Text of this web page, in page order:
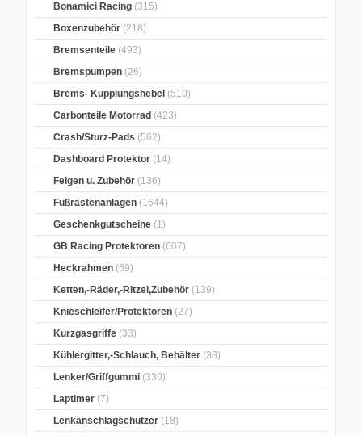
Bonamici Racing (315)
Boxenzubehör (218)
Bremsenteile (493)
Bremspumpen (26)
Brems- Kupplungshebel (510)
Carbonteile Motorrad (423)
Crash/Sturz-Pads (562)
Dashboard Protektor (14)
Felgen u. Zubehör (136)
Fußrastenanlagen (1644)
Geschenkgutscheine (1)
GB Racing Protektoren (607)
Heckrahmen (69)
Ketten,-Räder,-Ritzel,Zubehör (139)
Knieschleifer/Protektoren (27)
Kurzgasgriffe (33)
Kühlergitter,-Schlauch, Behälter (38)
Lenker/Griffgummi (330)
Laptimer (7)
Lenkanschlagschützer (18)